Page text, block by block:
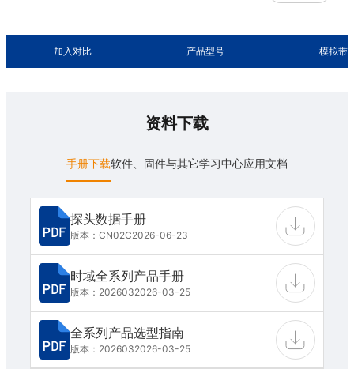
加入对比 产品型号 模拟带
资料下载
手册下载软件、固件与其它学习中心应用文档
探头数据手册
版本：CN02C2026-06-23
时域全系列产品手册
版本：2026032026-03-25
全系列产品选型指南
版本：2026032026-03-25